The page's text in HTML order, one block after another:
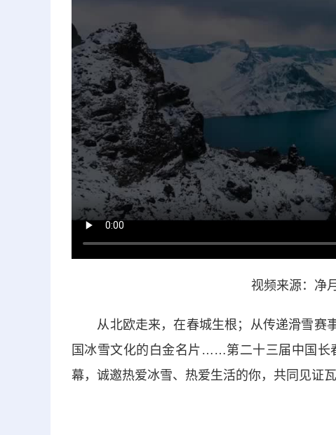
视频来源：净
从北欧走来，在春城生根；从传递滑雪赛
国冰雪文化的白金名片……第二十三届中国长
幕，诚邀热爱冰雪、热爱生活的你，共同见证